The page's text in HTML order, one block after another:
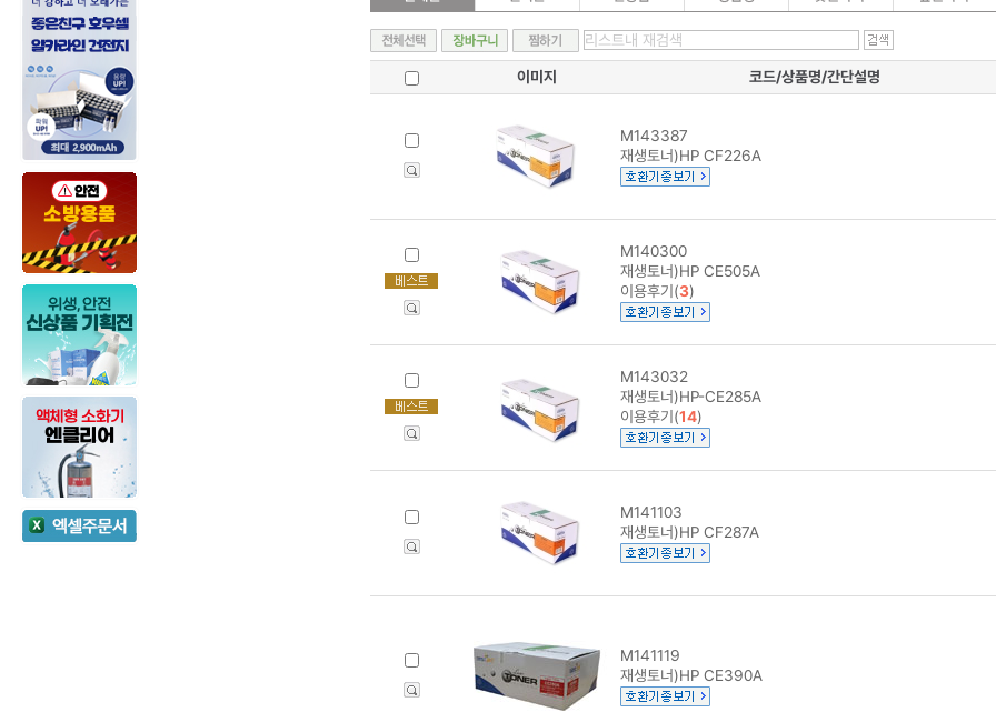
이미지 코드/상품명/간단설명
M143387
재생토너)HP CF226A
M140300
재생토너)HP CE505A
이용후기(3)
M143032
재생토너)HP-CE285A
이용후기(14)
M141103
재생토너)HP CF287A
M141119
재생토너)HP CE390A